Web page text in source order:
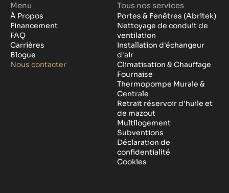
Menu
À Propos
Financement
FAQ
Carrières
Blogue
Nous contacter
Tous nos services
Portes & Fenêtres (Abritek)
Nettoyage de conduit de
ventilation
Installation d'échangeur
d'air
Climatisation & Chauffage
Fournaise
Thermopompe Murale &
Centrale
Retrait réservoir d'huile et
de mazout
Multilogement
Subventions
Déclaration de
confidentialité
Cookies